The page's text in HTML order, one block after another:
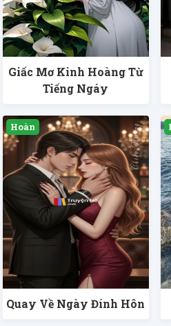
Giấc Mơ Kinh Hoàng Từ
Tiếng Ngáy
Quay Về Ngày Đính Hôn